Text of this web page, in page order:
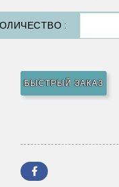
:
БЫСТРЫЙ ЗАКАЗ